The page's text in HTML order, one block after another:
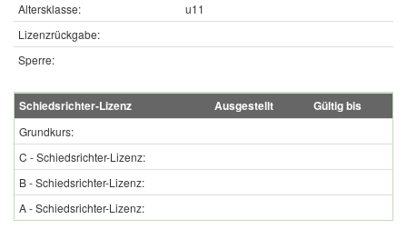
Altersklasse:
u11
Lizenzrückgabe:
Sperre:
Schiedsrichter-Lizenz Ausgestellt Gültig bis
Grundkurs:
C - Schiedsrichter-Lizenz:
B - Schiedsrichter-Lizenz:
A - Schiedsrichter-Lizenz: